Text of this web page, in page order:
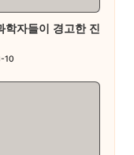
자들이 경고한 진
10